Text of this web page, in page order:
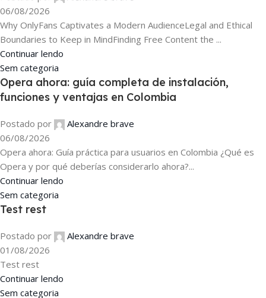
06/08/2026
Why OnlyFans Captivates a Modern AudienceLegal and Ethical
Boundaries to Keep in MindFinding Free Content the ...
Continuar lendo
Sem categoria
Opera ahora: guía completa de instalación,
funciones y ventajas en Colombia
Postado por
Alexandre brave
06/08/2026
Opera ahora: Guía práctica para usuarios en Colombia ¿Qué es
Opera y por qué deberías considerarlo ahora?...
Continuar lendo
Sem categoria
Test rest
Postado por
Alexandre brave
01/08/2026
Test rest
Continuar lendo
Sem categoria